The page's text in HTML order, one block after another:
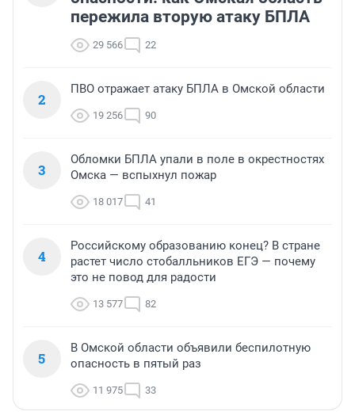
пережила вторую атаку БПЛА
29 566 22
2
ПВО отражает атаку БПЛА в Омской области
19 256 90
3
Обломки БПЛА упали в поле в окрестностях
Омска — вспыхнул пожар
18 017 41
4
Российскому образованию конец? В стране
растет число стобалльников ЕГЭ — почему
это не повод для радости
13 577 82
5
В Омской области объявили беспилотную
опасность в пятый раз
11 975 33